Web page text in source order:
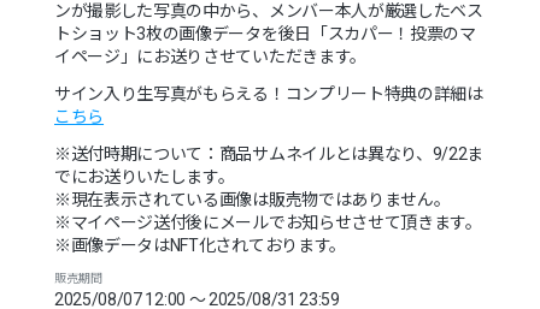
ンが撮影した写真の中から、メンバー本人が厳選したベス
トショット3枚の画像データを後日「スカパー！投票のマ
イページ」にお送りさせていただきます。
サイン入り生写真がもらえる！コンプリート特典の詳細は
こちら
※送付時期について：商品サムネイルとは異なり、9/22ま
でにお送りいたします。
※現在表示されている画像は販売物ではありません。
※マイページ送付後にメールでお知らせさせて頂きます。
※画像データはNFT化されております。
販売期間
2025/08/07 12:00 〜 2025/08/31 23:59